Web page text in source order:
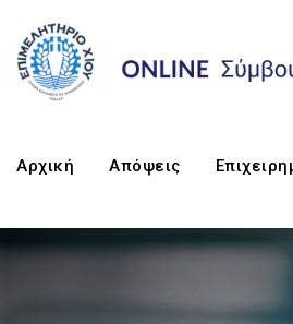
Αρχική Απόψεις